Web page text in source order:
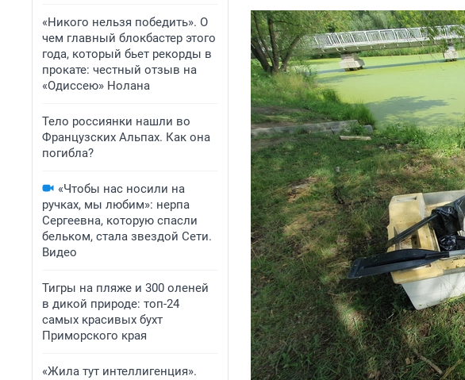
«Никого нельзя победить». О
чем главный блокбастер этого
года, который бьет рекорды в
прокате: честный отзыв на
«Одиссею» Нолана
Тело россиянки нашли во
Французских Альпах. Как она
погибла?
«Чтобы нас носили на
ручках, мы любим»: нерпа
Сергеевна, которую спасли
бельком, стала звездой Сети.
Видео
Тигры на пляже и 300 оленей
в дикой природе: топ-24
самых красивых бухт
Приморского края
«Жила тут интеллигенция».